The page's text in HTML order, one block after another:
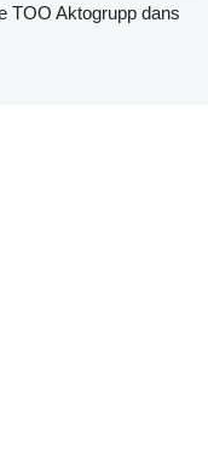
TOO Aktogrupp dans